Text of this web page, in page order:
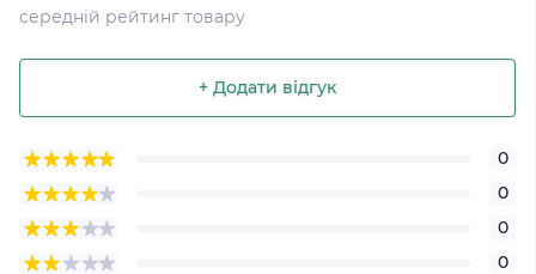
середній рейтинг товару
+ Додати відгук
0
0
0
0